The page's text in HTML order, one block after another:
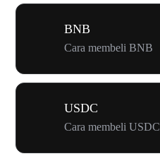
BNB
Cara membeli BNB
USDC
Cara membeli USDC